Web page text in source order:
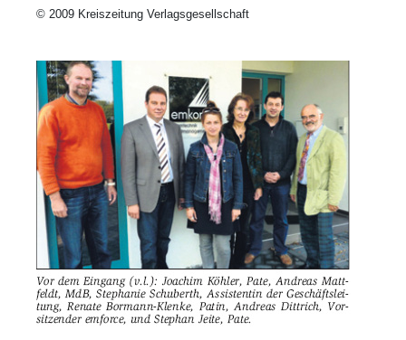
© 2009 Kreiszeitung Verlagsgesellschaft